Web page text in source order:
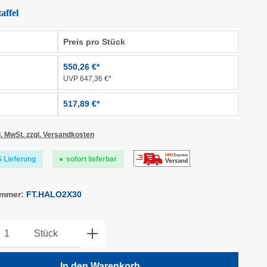
Preis pro Stück
550,26 €*
UVP 647,36 €*
517,89 €*
MwSt. zzgl. Versandkosten
Lieferung sofort lieferbar
FT.HALO2X30
Anzahl: Gib den gewünschten Wert
Stück